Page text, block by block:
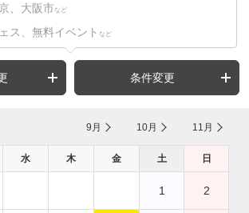
、大阪市 など
ス、無料イベント など
条件変更
9月 10月 11月
水 木 金 土 日
1 2